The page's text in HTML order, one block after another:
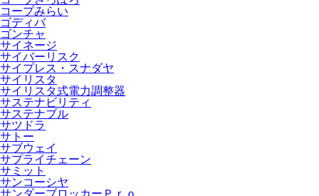
コープみらい
ゴディバ
ゴンチャ
サイネージ
サイバーリスク
サイプレス・スナダヤ
サイリスタ
サイリスタ式電力調整器
サステナビリティ
サステナブル
サツドラ
サトー
サブウェイ
サプライチェーン
サミット
サンコーシヤ
サンダーブロッカーＰｒｏ